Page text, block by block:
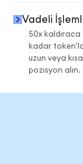
Vadeli
50x kaldıraca
kadar
uzun veya kısa
pozisyon alın.